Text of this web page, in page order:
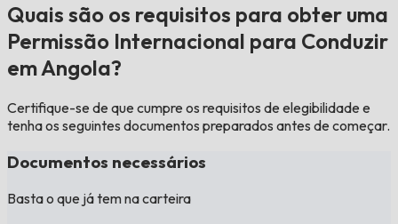
Quais são os requisitos para obter uma
Permissão Internacional para Conduzir
em Angola?
Certifique-se de que cumpre os requisitos de elegibilidade e
tenha os seguintes documentos preparados antes de começar.
Documentos necessários
Basta o que já tem na carteira